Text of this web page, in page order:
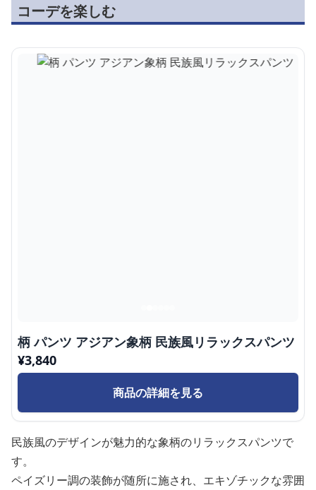
コーデを楽しむ
柄 パンツ アジアン象柄 民族風リラックスパンツ
¥3,840
商品の詳細を見る
民族風のデザインが魅力的な象柄のリラックスパンツで
す。
ペイズリー調の装飾が随所に施され、エキゾチックな雰囲